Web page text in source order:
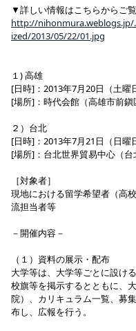
▼詳しい情報はこちらからご覧
http://
ized/2013/05/22/01.jpg
１) 高雄
[日時]：2013年7月20日（土曜
[場所]：時代会館（高雄市前鎭
２）台北
[日時]：2013年7月21日（日曜
[場所]：台北世界貿易中心（台
［対象者］
現地における留学希望者（高
流担当者等
－開催内容－
（１）資料の展示・配布
大学等は、大学等ごとに設け
校旗等を掲示するとともに、
院）、カリキュラム一覧、募
布し、広報を行う。